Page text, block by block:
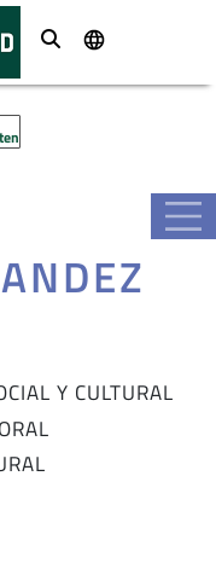
Buscar
Y CULTURAL